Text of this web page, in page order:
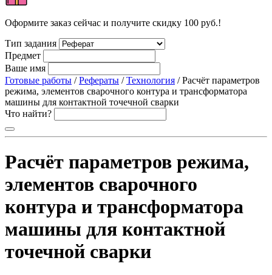
Оформите заказ сейчас и получите скидку 100 руб.!
Тип задания
Предмет
Ваше имя
Готовые работы /Рефераты /Технология / Расчёт параметров
режима, элементов сварочного контура и трансформатора
машины для контактной точечной сварки
Что найти?
Расчёт параметров режима,
элементов сварочного
контура и трансформатора
машины для контактной
точечной сварки